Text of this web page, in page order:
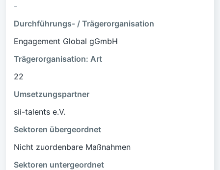
-
Durchführungs- / Trägerorganisation
Engagement Global gGmbH
Trägerorganisation: Art
22
Umsetzungspartner
sii-talents e.V.
Sektoren übergeordnet
Nicht zuordenbare Maßnahmen
Sektoren untergeordnet